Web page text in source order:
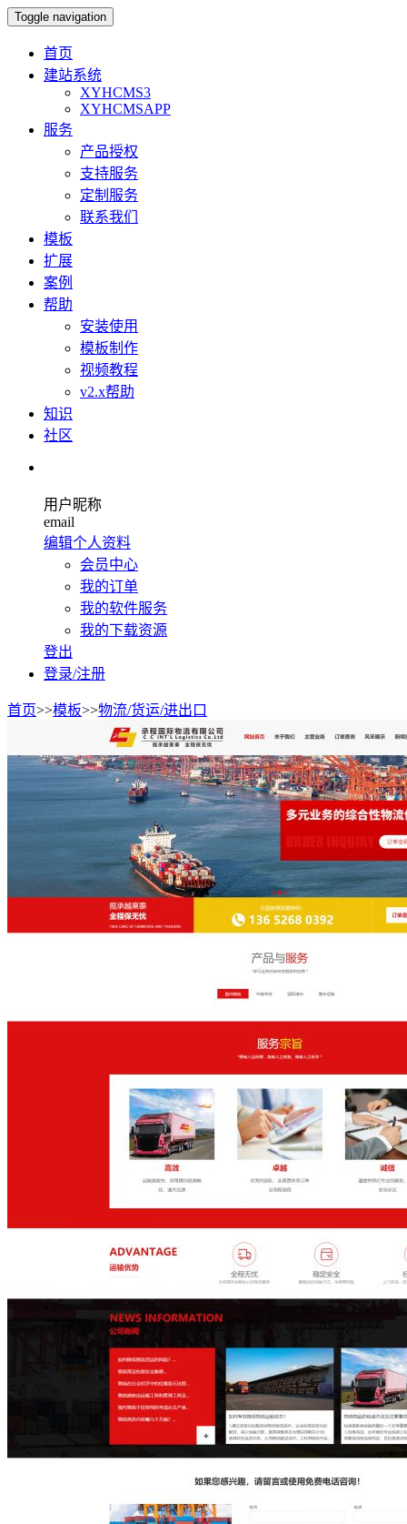
Toggle navigation
首页
建站系统
XYHCMS3
XYHCMSAPP
服务
产品授权
支持服务
定制服务
联系我们
模板
扩展
案例
帮助
安装使用
模板制作
视频教程
v2.x帮助
知识
社区
用户昵称
email
编辑个人资料
会员中心
我的订单
我的软件服务
我的下载资源
登出
登录/注册
首页>>模板>>物流/货运/进出口